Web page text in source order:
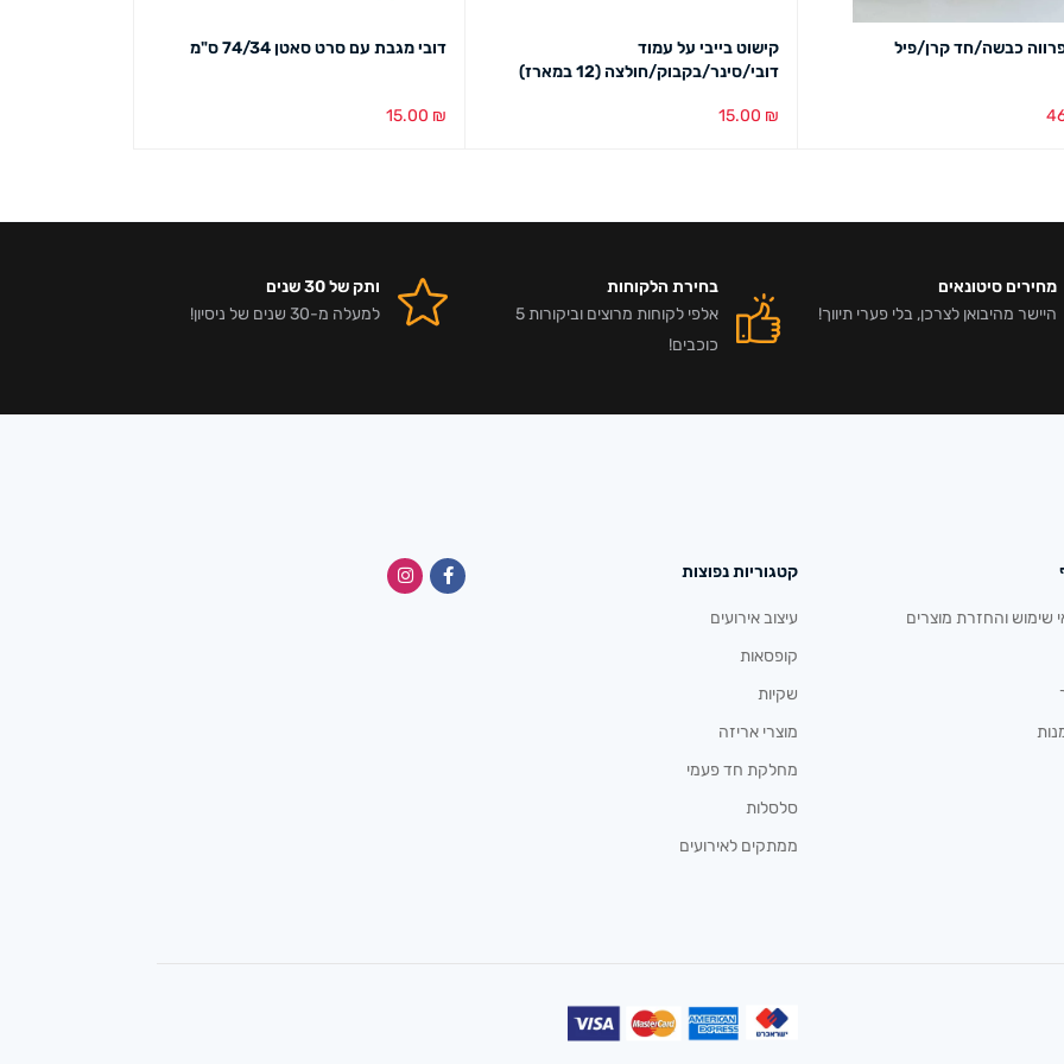
כבשה/חד קרן/פיל
קישוט בייבי על עמוד
דובי/סינר/בקבוק/חולצה (12 במארז)
15.00 ₪
דובי מגבת עם סרט סאטן 74/34 ס"מ
15.00 ₪
מחירים סיטונאים
היישר מהיבואן לצרכן, בלי פערי תיווך!
בחירת הלקוחות
אלפי לקוחות מרוצים וביקורות 5
כוכבים!
ותק של 30 שנים
למעלה מ-30 שנים של ניסיון!
שימוש והחזרת מוצרים
קטגוריות נפוצות
עיצוב אירועים
קופסאות
שקיות
מוצרי אריזה
מחלקת חד פעמי
סלסלות
ממתקים לאירועים